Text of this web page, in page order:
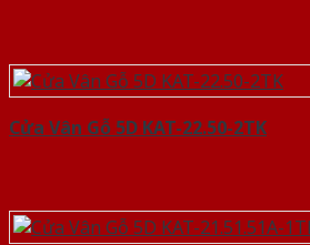
Cửa Vân Gỗ 5D KAT-22.50-2TK